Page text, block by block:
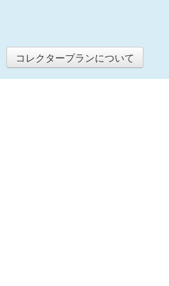
コレクタープランについて